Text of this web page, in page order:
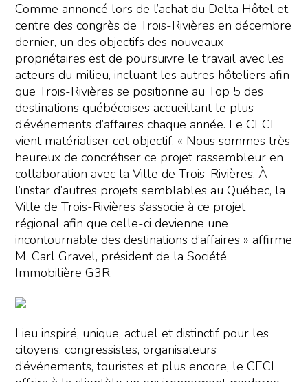
Comme annoncé lors de l’achat du Delta Hôtel et
centre des congrès de Trois-Rivières en décembre
dernier, un des objectifs des nouveaux
propriétaires est de poursuivre le travail avec les
acteurs du milieu, incluant les autres hôteliers afin
que Trois-Rivières se positionne au Top 5 des
destinations québécoises accueillant le plus
d’événements d’affaires chaque année. Le CECI
vient matérialiser cet objectif. « Nous sommes très
heureux de concrétiser ce projet rassembleur en
collaboration avec la Ville de Trois-Rivières. À
l’instar d’autres projets semblables au Québec, la
Ville de Trois-Rivières s’associe à ce projet
régional afin que celle-ci devienne une
incontournable des destinations d’affaires » affirme
M. Carl Gravel, président de la Société
Immobilière G3R.
Lieu inspiré, unique, actuel et distinctif pour les
citoyens, congressistes, organisateurs
d’événements, touristes et plus encore, le CECI